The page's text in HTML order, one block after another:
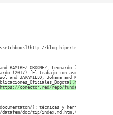
2121/). Paper presented at:
civil](http://library.ifla.org/1756/).
con el derecho de autor](http://
de Grafoscopio.
blog.hiperterminal.com/
and RAMÍREZ-ORDÓÑEZ, Leonardo
Leonardo (2017) [El trabajo con
Marisol and JARAMILLO, Johana and
](https://
conector.red/repo/fundacion/uv/
): técnicas y herramientas
doc/tip/index.md.html): edición del